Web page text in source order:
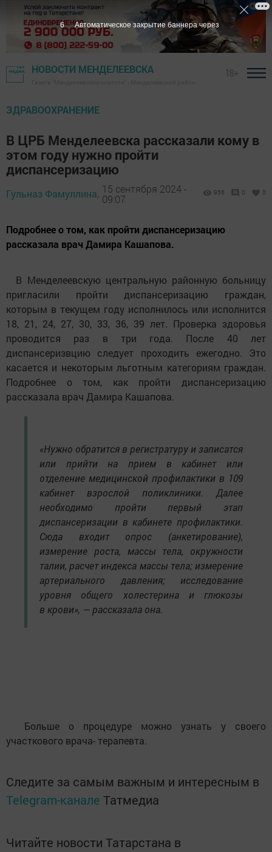
НОВОСТИ МЕНДЕЛЕЕВСКА
ЗДРАВООХРАНЕНИЕ
В ЦРБ Менделеевска рассказали кому в
этом году нужно пройти
диспансеризацию
Гульназ Фамуллина, 15 сентября 2024 -
09:07
956 0 0
Подробнее о том, как пройти диспансеризацию
рассказала врач Дамира Кашапова.
​В Менделеевскую центральную районную больницу
пригласили пройти диспансеризацию граждан,
которым в текущем году исполнилось или исполнится
18, 21, 24, 27, 30, 33, 36, 39 лет. Проверка здоровья
проводится раз в три года. После 40 лет
диспансеризвцию следует проходить ежегодно. Это
касается и некоторым льготным категориям граждан.
Подробнее о том, как пройти диспансеризацию
рассказала врач Дамира Кашапова.
«Нужно обратится в регистратуру и записатся
или прийти на прием в кабинет или
отделение медицинской профилактики в 109
кабинет взрослой поликлиники. Далее
необходимо пройти первый этап
диспансеризации в кабинете профилактики.
Сюда входит опрос (анкетирование),
измерение роста, массы тела, окружности
талии, расчет индекса массы тела; измерение
артериального давления; исследование
уровня общего холестерина и глюкозы
в крови», — рассказала она.
Больше о процедуре можно узнать у своего
участкового врача- терапевта.
Следите за самым важным и интересным в
Telegram-канале Татмедиа
Читайте новости Татарстана в
5 Автоматическое закрытие баннера через